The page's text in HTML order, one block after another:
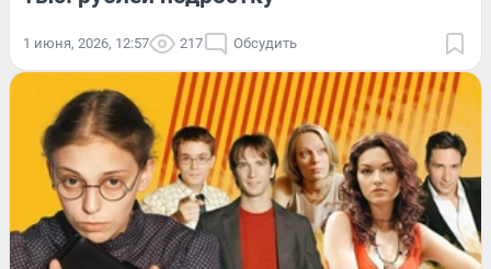
1 июня, 2026, 12:57 217 Обсудить